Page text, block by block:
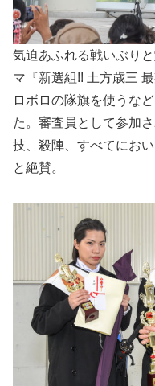
気迫あふれる戦いぶり
マ『新選組!! 土方歳三
ロボロの隊旗を使うな
た。審査員として参加
技、殺陣、すべてにお
と絶賛。